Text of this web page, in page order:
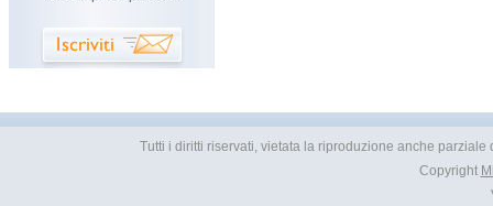
Tutti i diritti riservati, vietata la riproduzione anche
Copyright